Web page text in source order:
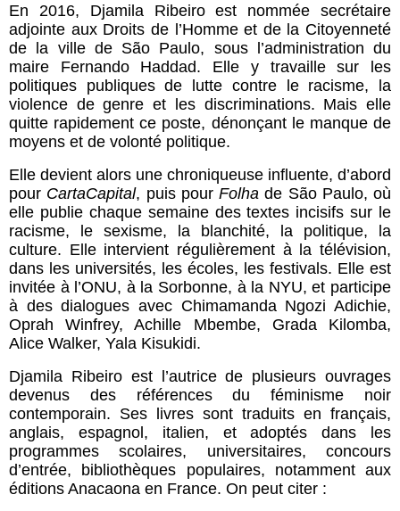
En 2016, Djamila Ribeiro est nommée secrétaire
adjointe aux Droits de l’Homme et de la Citoyenneté
de la ville de São Paulo, sous l’administration du
maire Fernando Haddad. Elle y travaille sur les
politiques publiques de lutte contre le racisme, la
violence de genre et les discriminations. Mais elle
quitte rapidement ce poste, dénonçant le manque de
moyens et de volonté politique.
Elle devient alors une chroniqueuse influente, d’abord
pour CartaCapital, puis pour Folhade São Paulo, où
elle publie chaque semaine des textes incisifs sur le
racisme, le sexisme, la blanchité, la politique, la
culture. Elle intervient régulièrement à la télévision,
dans les universités, les écoles, les festivals. Elle est
invitée à l’ONU, à la Sorbonne, à la NYU, et participe
à des dialogues avec Chimamanda Ngozi Adichie,
Oprah Winfrey, Achille Mbembe, Grada Kilomba,
Alice Walker, Yala Kisukidi.
Djamila Ribeiro est l’autrice de plusieurs ouvrages
devenus des références du féminisme noir
contemporain. Ses livres sont traduits en français,
anglais, espagnol, italien, et adoptés dans les
programmes scolaires, universitaires, concours
d’entrée, bibliothèques populaires, notamment aux
éditions Anacaona en France. On peut citer :